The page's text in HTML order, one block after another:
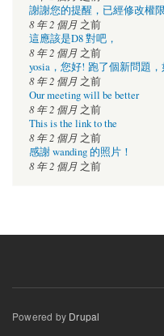
謝謝您的提醒，已經修改權
8 年 2 個月 之前
這應該是D8 對吧，
8 年 2 個月 之前
yosia，您好! 跑了個新問題
8 年 2 個月 之前
Our meeting will be better
8 年 2 個月 之前
This is the link to the
8 年 2 個月 之前
感謝 wanding 的照片！
8 年 2 個月 之前
Powered by Drupal